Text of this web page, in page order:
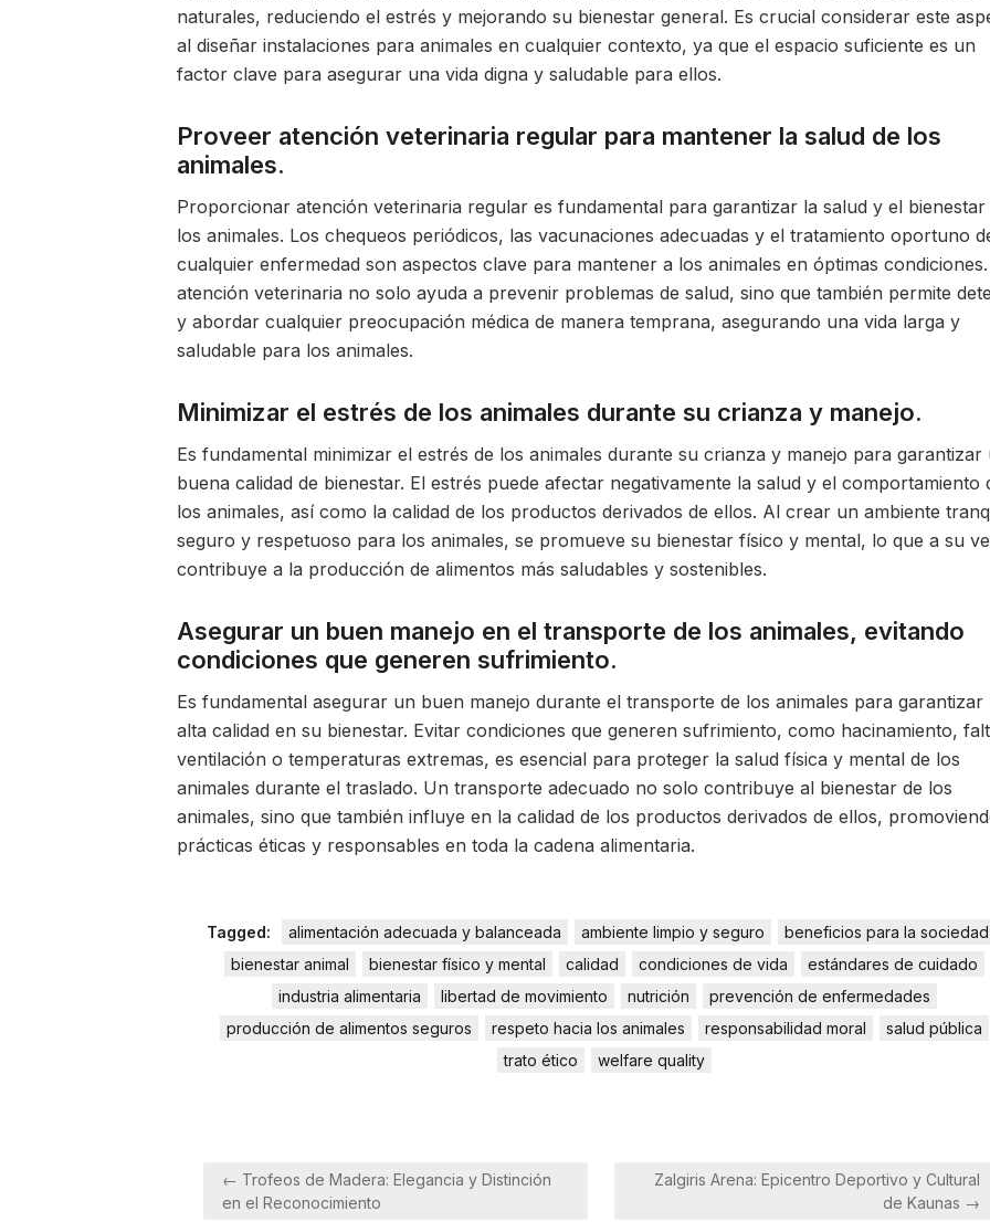
naturales, reduciendo el estrés y mejorando su bienestar general. Es crucial considerar este
al diseñar instalaciones para animales en cualquier contexto, ya que el espacio suficiente es un
factor clave para asegurar una vida digna y saludable para ellos.
Proveer atención veterinaria regular para mantener la salud de los
animales.
Proporcionar atención veterinaria regular es fundamental para garantizar la salud y el bienestar
los animales. Los chequeos periódicos, las vacunaciones adecuadas y el tratamiento oportuno
cualquier enfermedad son aspectos clave para mantener a los animales en óptimas condiciones.
atención veterinaria no solo ayuda a prevenir problemas de salud, sino que también permite
y abordar cualquier preocupación médica de manera temprana, asegurando una vida larga y
saludable para los animales.
Minimizar el estrés de los animales durante su crianza y manejo.
Es fundamental minimizar el estrés de los animales durante su crianza y manejo para garantizar
buena calidad de bienestar. El estrés puede afectar negativamente la salud y el comportamiento
los animales, así como la calidad de los productos derivados de ellos. Al crear un ambiente
seguro y respetuoso para los animales, se promueve su bienestar físico y mental, lo que a su
contribuye a la producción de alimentos más saludables y sostenibles.
Asegurar un buen manejo en el transporte de los animales, evitando
condiciones que generen sufrimiento.
Es fundamental asegurar un buen manejo durante el transporte de los animales para garantizar
alta calidad en su bienestar. Evitar condiciones que generen sufrimiento, como hacinamiento,
ventilación o temperaturas extremas, es esencial para proteger la salud física y mental de los
animales durante el traslado. Un transporte adecuado no solo contribuye al bienestar de los
animales, sino que también influye en la calidad de los productos derivados de ellos,
prácticas éticas y responsables en toda la cadena alimentaria.
Tagged: alimentación adecuada y balanceada ambiente limpio y seguro
beneficios para la sociedad
bienestar animal
bienestar físico y mental calidad condiciones de vida
estándares de cuidado
industria alimentaria
libertad de movimiento nutrición
prevención de enfermedades
producción de alimentos seguros
respeto hacia los animales responsabilidad moral
salud pública
trato ético
welfare quality
Navegación
de
← Trofeos de Madera: Elegancia y Distinción
en el Reconocimiento
Zalgiris Arena: Epicentro Deportivo y Cultural
de Kaunas →